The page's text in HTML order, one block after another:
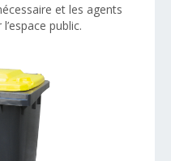
et les agents
public.